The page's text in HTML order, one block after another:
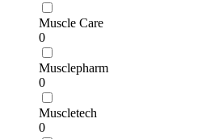
Muscle Care
0
Musclepharm
0
Muscletech
0